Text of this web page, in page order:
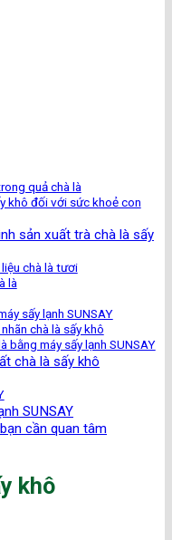
quả chà là
khô đối với sức khoẻ con
sản xuất trà chà là sấy
chà là tươi
là
sấy lạnh SUNSAY
chà là sấy khô
bằng máy sấy lạnh SUNSAY
chà là sấy khô
SUNSAY
cần quan tâm
khô